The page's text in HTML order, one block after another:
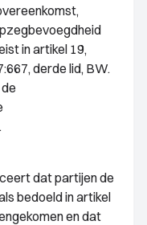
in artikel 19,
derde lid, BW.
dat partijen de
bedoeld in artikel
en dat